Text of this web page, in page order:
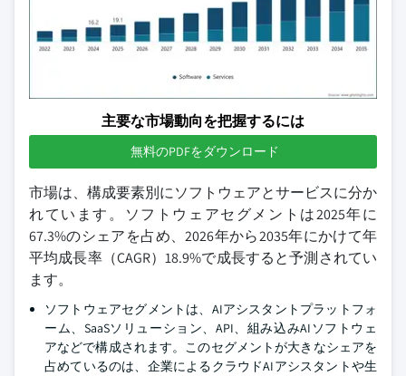
主要な市場動向を把握するには
無料のPDFをダウンロード
市場は、構成要素別にソフトウェアとサービスに分か
れています。ソフトウェアセグメントは2025年に
67.3%のシェアを占め、2026年から2035年にかけて年
平均成長率（CAGR）18.9%で成長すると予測されてい
ます。
ソフトウェアセグメントは、AIアシスタントプラットフォ
ーム、SaaSソリューション、API、組み込みAIソフトウェ
アなどで構成されます。このセグメントが大きなシェアを
占めているのは、企業によるクラウドAIアシスタントや生